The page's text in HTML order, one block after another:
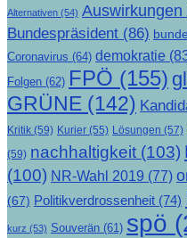
Alternativen (54) Auswirkungen
Bundespräsident (86)
Coronavirus (64) demokratie
Folgen (62) FPÖ (155)
GRÜNE (142)
Kritik (59) Kurier (55) Lösungen (57)
(59) nachhaltigkeit (103)
(100) NR-Wahl 2019 (77)
(67) Politikverdrossenheit (74)
kurz (53) Souverän (61) spö